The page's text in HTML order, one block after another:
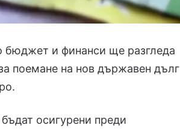
бюджет и финанси ще разгледа
поемане на нов държавен дълг
осигурени преди